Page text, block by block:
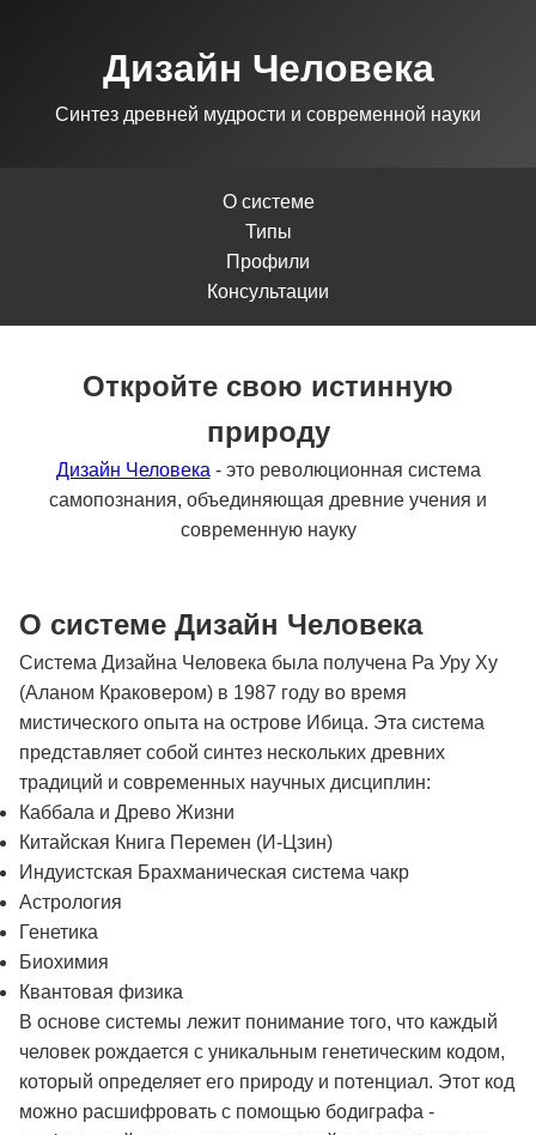
Дизайн Человека
Синтез древней мудрости и современной науки
О системе
Типы
Профили
Консультации
Откройте свою истинную
природу
Дизайн Человека - это революционная система
самопознания, объединяющая древние учения и
современную науку
О системе Дизайн Человека
Система Дизайна Человека была получена Ра Уру Ху
(Аланом Краковером) в 1987 году во время
мистического опыта на острове Ибица. Эта система
представляет собой синтез нескольких древних
традиций и современных научных дисциплин:
Каббала и Древо Жизни
Китайская Книга Перемен (И-Цзин)
Индуистская Брахманическая система чакр
Астрология
Генетика
Биохимия
Квантовая физика
В основе системы лежит понимание того, что каждый
человек рождается с уникальным генетическим кодом,
который определяет его природу и потенциал. Этот код
можно расшифровать с помощью бодиграфа -